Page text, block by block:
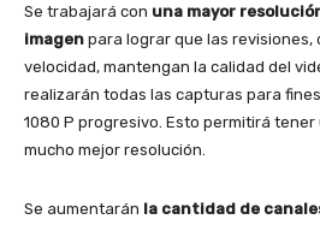
Se trabajará con una mayor
imagen para lograr que las revisiones,
velocidad, mantengan la calidad del
realizarán todas las capturas para
1080 P progresivo. Esto permitirá
mucho mejor resolución.
Se aumentarán la cantidad de